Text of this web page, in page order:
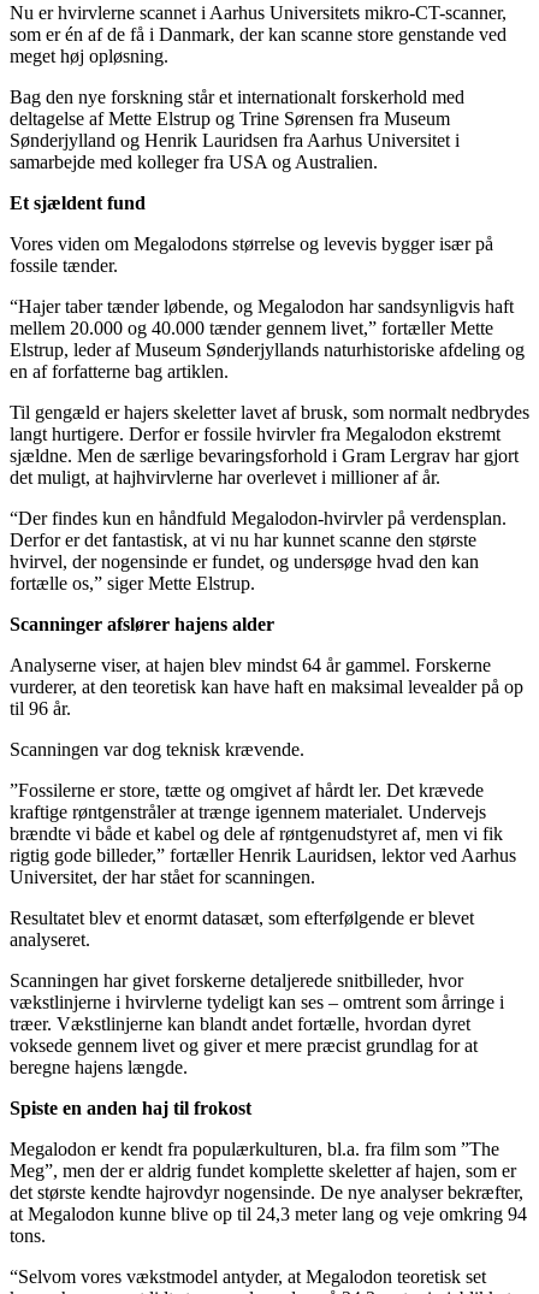
Nu er hvirvlerne scannet i Aarhus Universitets mikro-CT-scanner,
som er én af de få i Danmark, der kan scanne store genstande ved
meget høj opløsning.
Bag den nye forskning står et internationalt forskerhold med
deltagelse af Mette Elstrup og Trine Sørensen fra Museum
Sønderjylland og Henrik Lauridsen fra Aarhus Universitet i
samarbejde med kolleger fra USA og Australien.
Et sjældent fund
Vores viden om Megalodons størrelse og levevis bygger især på
fossile tænder.
“Hajer taber tænder løbende, og Megalodon har sandsynligvis haft
mellem 20.000 og 40.000 tænder gennem livet,” fortæller Mette
Elstrup, leder af Museum Sønderjyllands naturhistoriske afdeling og
en af forfatterne bag artiklen.
Til gengæld er hajers skeletter lavet af brusk, som normalt nedbrydes
langt hurtigere. Derfor er fossile hvirvler fra Megalodon ekstremt
sjældne. Men de særlige bevaringsforhold i Gram Lergrav har gjort
det muligt, at hajhvirvlerne har overlevet i millioner af år.
“Der findes kun en håndfuld Megalodon-hvirvler på verdensplan.
Derfor er det fantastisk, at vi nu har kunnet scanne den største
hvirvel, der nogensinde er fundet, og undersøge hvad den kan
fortælle os,” siger Mette Elstrup.
Scanninger afslører hajens alder
Analyserne viser, at hajen blev mindst 64 år gammel. Forskerne
vurderer, at den teoretisk kan have haft en maksimal levealder på op
til 96 år.
Scanningen var dog teknisk krævende.
”Fossilerne er store, tætte og omgivet af hårdt ler. Det krævede
kraftige røntgenstråler at trænge igennem materialet. Undervejs
brændte vi både et kabel og dele af røntgenudstyret af, men vi fik
rigtig gode billeder,” fortæller Henrik Lauridsen, lektor ved Aarhus
Universitet, der har stået for scanningen.
Resultatet blev et enormt datasæt, som efterfølgende er blevet
analyseret.
Scanningen har givet forskerne detaljerede snitbilleder, hvor
vækstlinjerne i hvirvlerne tydeligt kan ses – omtrent som årringe i
træer. Vækstlinjerne kan blandt andet fortælle, hvordan dyret
voksede gennem livet og giver et mere præcist grundlag for at
beregne hajens længde.
Spiste en anden haj til frokost
Megalodon er kendt fra populærkulturen, bl.a. fra film som ”The
Meg”, men der er aldrig fundet komplette skeletter af hajen, som er
det største kendte hajrovdyr nogensinde. De nye analyser bekræfter,
at Megalodon kunne blive op til 24,3 meter lang og veje omkring 94
tons.
“Selvom vores vækstmodel antyder, at Megalodon teoretisk set